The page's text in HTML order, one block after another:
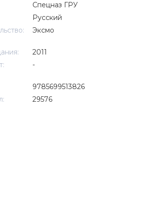
Спецназ ГРУ
Русский
Эксмо
2011
-
9785699513826
29576